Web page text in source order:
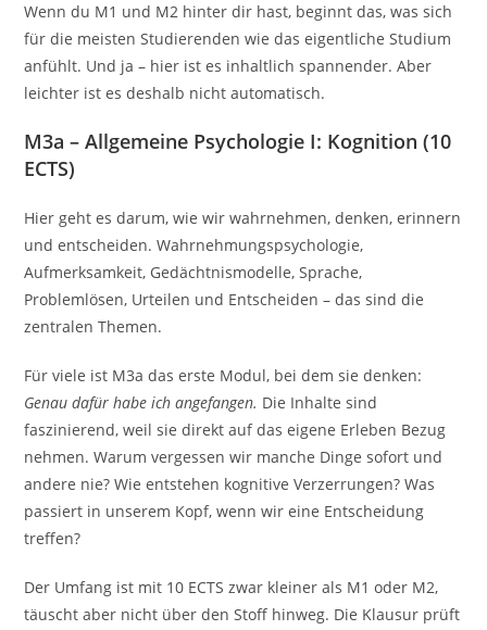
Wenn du M1 und M2 hinter dir hast, beginnt das, was sich
für die meisten Studierenden wie das eigentliche Studium
anfühlt. Und ja – hier ist es inhaltlich spannender. Aber
leichter ist es deshalb nicht automatisch.
M3a – Allgemeine Psychologie I: Kognition (10
ECTS)
Hier geht es darum, wie wir wahrnehmen, denken, erinnern
und entscheiden. Wahrnehmungspsychologie,
Aufmerksamkeit, Gedächtnismodelle, Sprache,
Problemlösen, Urteilen und Entscheiden – das sind die
zentralen Themen.
Für viele ist M3a das erste Modul, bei dem sie denken:
Genau dafür habe ich angefangen. Die Inhalte sind
faszinierend, weil sie direkt auf das eigene Erleben Bezug
nehmen. Warum vergessen wir manche Dinge sofort und
andere nie? Wie entstehen kognitive Verzerrungen? Was
passiert in unserem Kopf, wenn wir eine Entscheidung
treffen?
Der Umfang ist mit 10 ECTS zwar kleiner als M1 oder M2,
täuscht aber nicht über den Stoff hinweg. Die Klausur prüft